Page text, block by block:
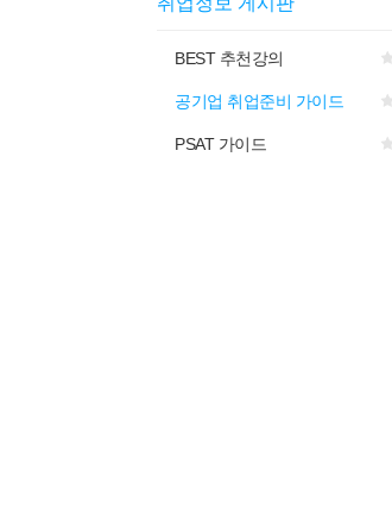
BEST 추천강의
공기업 취업준비 가이드
PSAT 가이드